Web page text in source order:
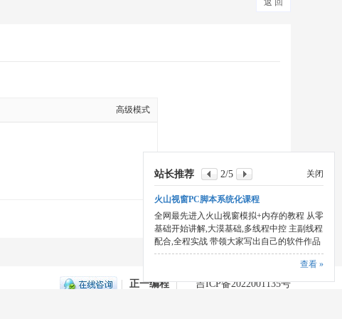
返 回
高级模式
本版积分规则
关闭
站长推荐 2/5
火山视窗PC脚本系统化课程
全网最先进入火山视窗模拟+内存的教程 从零
基础开始讲解,大漠基础,多线程中控 主副线程
配合,全程实战 带领大家写出自己的软件作品
查看 »
正一编程 | 吉ICP备2022001135号